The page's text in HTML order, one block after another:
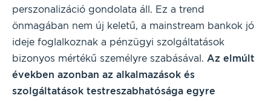
perszonalizáció gondolata áll. Ez a trend
önmagában nem új keletű, a mainstream bankok jó
ideje foglalkoznak a pénzügyi szolgáltatások
bizonyos mértékű személyre szabásával. Az elmúlt
években azonban az alkalmazások és
szolgáltatások testreszabhatósága egyre